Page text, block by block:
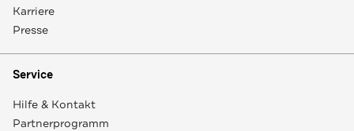
Karriere
Presse
Service
Hilfe & Kontakt
Partnerprogramm